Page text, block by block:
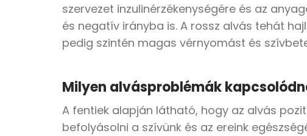
szervezet inzulinérzékenységére és az
és negatív irányba is. A rossz alvás tehát
pedig szintén magas vérnyomást és
Milyen alvásproblémák
A fentiek alapján látható, hogy az alvás
befolyásolni a szívünk és az ereink